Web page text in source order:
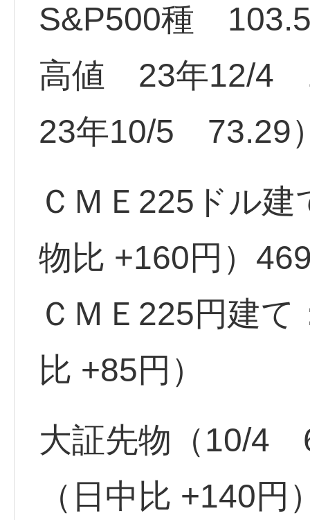
S&P500種
高値 23年12/
23年10/5 73.29
ＣＭＥ225ドル
物比 +160円）
ＣＭＥ225円建
比 +85円）
大証先物（10/4
（日中比 +140円